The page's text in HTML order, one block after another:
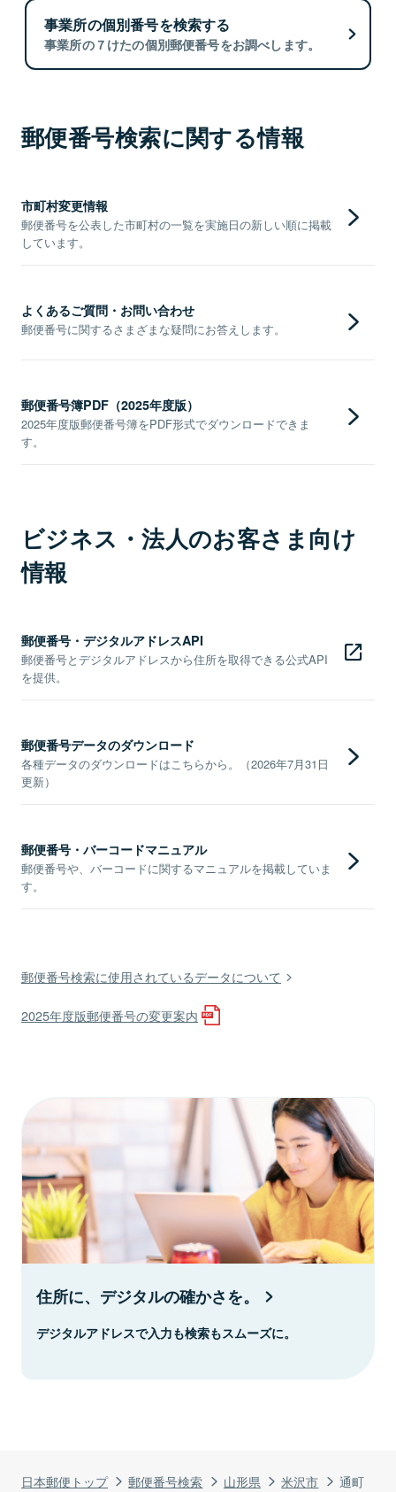
日本郵便トップ 郵便番号検索 山形県 米沢市 通町
事業所の個別番号を検索する
事業所の７けたの個別郵便番号をお調べします。
郵便番号検索に関する情報
市町村変更情報
郵便番号を公表した市町村の一覧を実施日の新しい順に掲載
しています。
よくあるご質問・お問い合わせ
郵便番号に関するさまざまな疑問にお答えします。
郵便番号簿PDF（2025年度版）
2025年度版郵便番号簿をPDF形式でダウンロードできま
す。
ビジネス・法人のお客さま向け
情報
郵便番号・デジタルアドレスAPI
郵便番号とデジタルアドレスから住所を取得できる公式API
を提供。
郵便番号データのダウンロード
各種データのダウンロードはこちらから。（2026年7月31日
更新）
郵便番号・バーコードマニュアル
郵便番号や、バーコードに関するマニュアルを掲載していま
す。
郵便番号検索に使用されているデータについて
2025年度版郵便番号の変更案内
住所に、デジタルの確かさを。
デジタルアドレスで入力も検索もスムーズに。